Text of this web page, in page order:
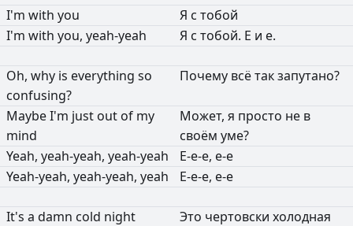
I'm with you Я с тобой
I'm with you, yeah-yeah Я с тобой. Е и е.
Oh, why is everything so
confusing?
Почему всётакзапутано?
MaybeI'm just out of my
mind
Может, я просто не в
своём уме?
Yeah, yeah-yeah, yeah-yeah Е-е-е, е-е
Yeah-yeah, yeah-yeah, yeah Е-е-е, е-е
It's a damn cold night Это чертовски холодная